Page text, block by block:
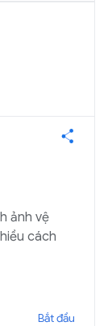
ảnh vệ
cách
Bắt đầu